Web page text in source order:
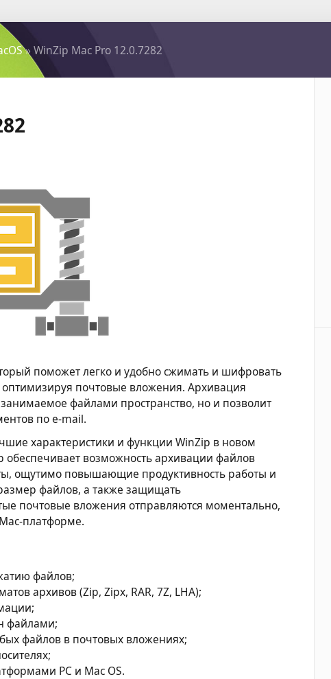
» WinZip Mac Pro 12.0.7282
поможет легко и удобно сжимать и шифровать
почтовые вложения. Архивация
файлами пространство, но и позволит
по e-mail.
характеристики и функции WinZip в новом
возможность архивации файлов
ощутимо повышающие продуктивность работы и
файлов, а также защищать
почтовые вложения отправляются моментально,
платформе.
файлов;
архивов (Zip, Zipx, RAR, 7Z, LHA);
файлами;
файлов в почтовых вложениях;
PC и Mac OS.